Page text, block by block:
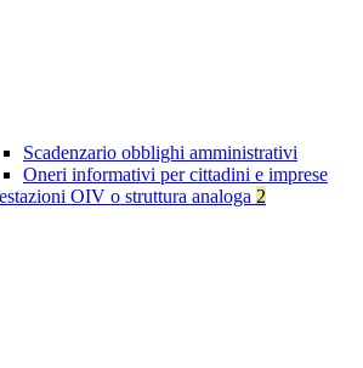
Scadenzario obblighi amministrativi
Oneri informativi per cittadini e imprese
OIV o struttura analoga 2